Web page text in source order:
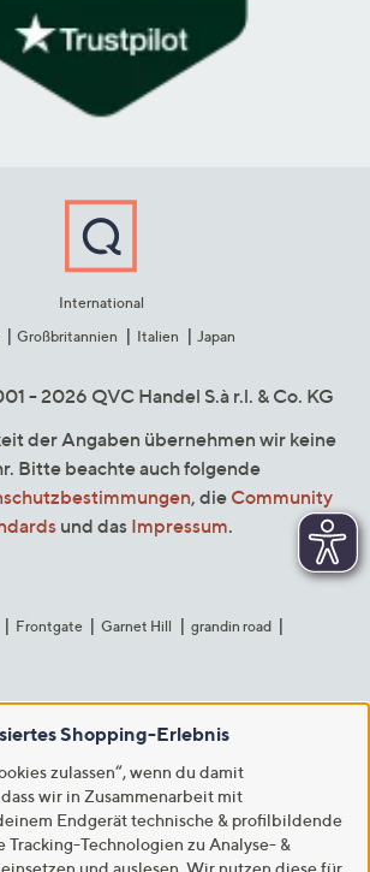
International
Großbritannien Italien Japan
- 2026 QVC Handel S.à r.l. & Co. KG
der Angaben übernehmen wir keine
Bitte beachte auch folgende
, die Community
und das Impressum.
Frontgate Garnet Hill
grandin road
Shopping-Erlebnis
zulassen“, wenn du damit
wir in Zusammenarbeit mit
Endgerät technische & profilbildende
Tracking-Technologien zu Analyse- &
und auslesen. Wir nutzen diese für